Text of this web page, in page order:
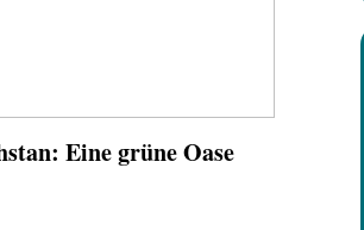
Eine grüne Oase